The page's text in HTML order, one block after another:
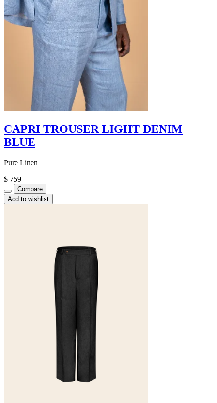
CAPRI TROUSER LIGHT DENIM
BLUE
Pure Linen
$ 759
Compare
Add to wishlist